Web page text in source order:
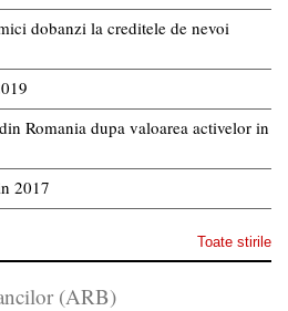
dobanzi la creditele de nevoi
Romania dupa valoarea activelor in
2017
Toate stirile
(ARB)